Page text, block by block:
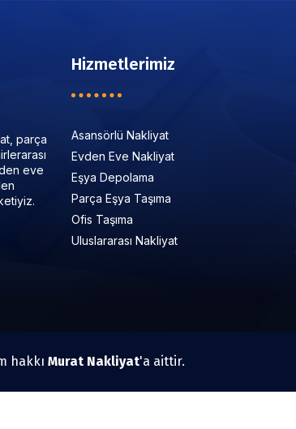
parça
eve
Hizmetlerimiz
Asansörlü Nakliyat
Evden Eve Nakliyat
Eşya Depolama
Parça Eşya Taşıma
Ofis Taşıma
Uluslararası Nakliyat
hakkı Murat Nakliyat'a aittir.